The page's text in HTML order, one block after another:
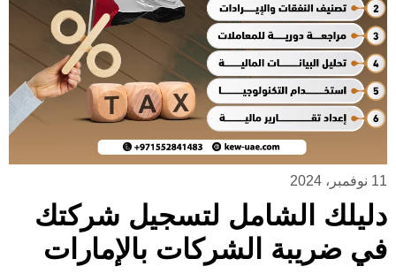
11 نوفمبر، 2024
دليلك الشامل لتسجيل شركتك
في ضريبة الشركات بالإمارات